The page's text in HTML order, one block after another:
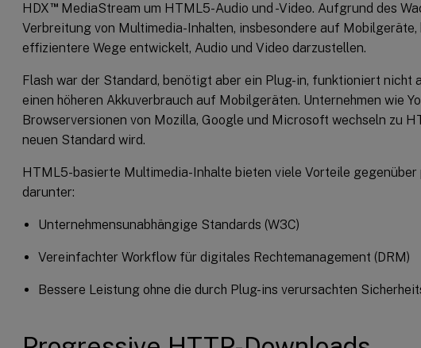
HDX™MediaStream um HTML5-Audio und -Video. Aufgrund des
Verbreitung von Multimedia-Inhalten, insbesondere auf Mobilgeräte,
effizientere Wege entwickelt, Audio und Video darzustellen.
Flash war der Standard, benötigt aber ein Plug-in, funktioniert nicht
einen höheren Akkuverbrauch auf Mobilgeräten. Unternehmen wie
Browserversionen von Mozilla, Google und Microsoft wechseln zu
neuen Standard wird.
HTML5-basierte Multimedia-Inhalte bieten viele Vorteile gegenüber
darunter:
Unternehmensunabhängige Standards (W3C)
Vereinfachter Workflow für digitales Rechtemanagement (DRM)
Bessere Leistung ohne die durch Plug-ins verursachten